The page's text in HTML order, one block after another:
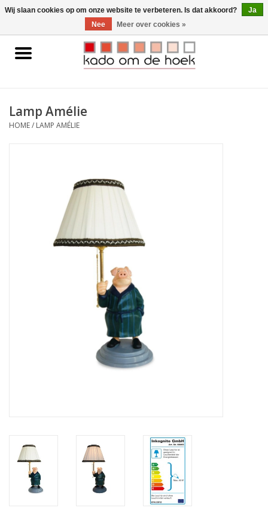
0 Artikelen - €0,00
Home
Gadgets
Lamp Amélie
HOME/ LAMP AMÉLIE
Wij slaan cookies op om onze website te verbeteren. Is dat akkoord?
Ja
Nee
Meer over cookies »